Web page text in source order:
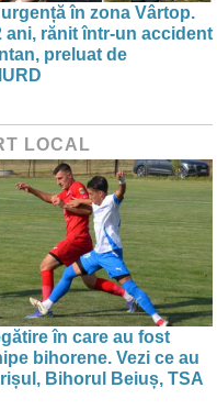
în zona Vârtop.
ani, rănit într-un accident
preluat de
LOCAL
în care au fost
bihorene. Vezi ce au
Bihorul Beiuș, TSA